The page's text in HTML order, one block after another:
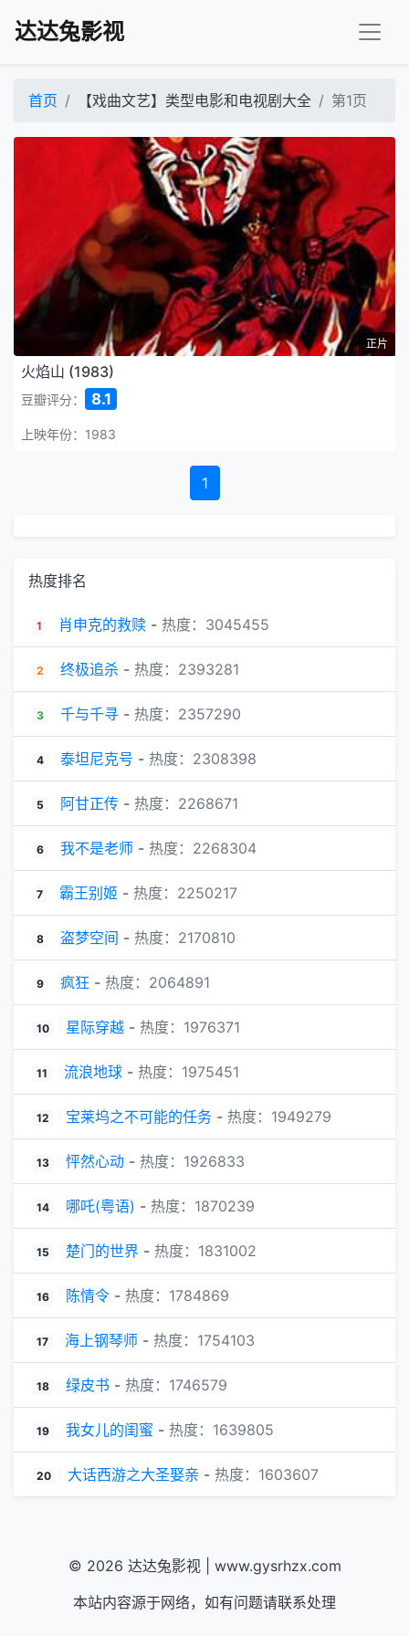
达达兔影视
首页 【戏曲文艺】类型电影和电视剧大全 第1页
正片
火焰山 (1983)
豆瓣评分： 8.1
上映年份：1983
1
热度排名
1 肖申克的救赎- 热度：3045455
2 终极追杀 - 热度：2393281
3 千与千寻- 热度：2357290
4 泰坦尼克号 - 热度：2308398
5 阿甘正传- 热度：2268671
6 我不是老师- 热度：2268304
7 霸王别姬 - 热度：2250217
8 盗梦空间 - 热度：2170810
9 疯狂 - 热度：2064891
10 星际穿越- 热度：1976371
11 流浪地球- 热度：1975451
12 宝莱坞之不可能的任务- 热度：1949279
13 怦然心动- 热度：1926833
14 哪吒(粤语) - 热度：1870239
15 楚门的世界 - 热度：1831002
16 陈情令- 热度：1784869
17 海上钢琴师- 热度：1754103
18 绿皮书 - 热度：1746579
19 我女儿的闺蜜 - 热度：1639805
20 大话西游之大圣娶亲 - 热度：1603607
© 2026 达达兔影视 | www.gysrhzx.com
本站内容源于网络，如有问题请联系处理